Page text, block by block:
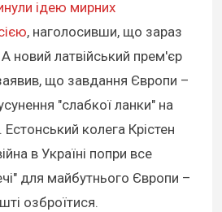
ідею мирних
, наголосивши, що зараз
новий латвійський прем'єр
що завдання Європи –
"слабкої ланки" на
колега Крістен
в Україні попри все
для майбутнього Європи –
озброїтися.